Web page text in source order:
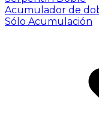
Acumulador de
Sólo Acumulación